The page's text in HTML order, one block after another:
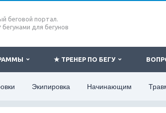
беговой портал.
для бегунов
★ ТРЕНЕР ПО БЕГУ
Экипировка Начинающим